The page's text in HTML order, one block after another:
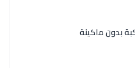
بدون ماكينة